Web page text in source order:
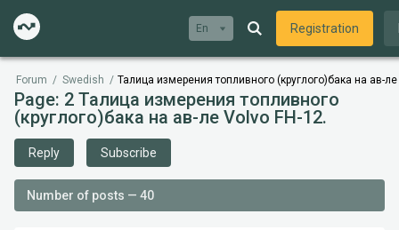
En Registration
Forum / Swedish / Талица измерения топливного (круглого)бака на ав-ле
Page: 2 Талица измерения топливного
(круглого)бака на ав-ле Volvo FH-12.
Reply Subscribe
Number of posts — 40